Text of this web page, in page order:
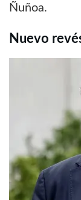
Ñuñoa.
Nuevo